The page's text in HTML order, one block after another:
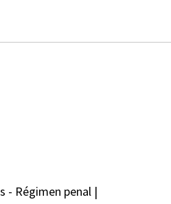
- Régimen penal |